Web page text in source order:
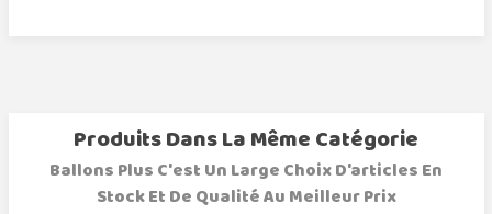
Produits Dans La Même Catégorie
Ballons Plus C'est Un Large Choix D'articles En
Stock Et De Qualité Au Meilleur Prix